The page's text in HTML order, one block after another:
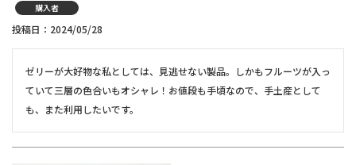
購入者
投稿日 2024/05/28
ゼリーが大好物な私としては、見逃せない製品。しかもフルーツが入っ
ていて三層の色合いもオシャレ！お値段も手頃なので、手土産として
も、また利用したいです。